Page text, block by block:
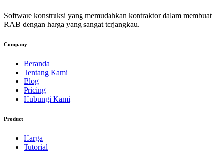
Software konstruksi yang memudahkan kontraktor dalam membuat
RAB dengan harga yang sangat terjangkau.
Company
Beranda
Tentang Kami
Blog
Pricing
Hubungi Kami
Product
Harga
Tutorial